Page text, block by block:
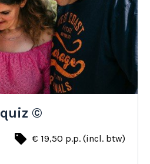
©
local_offer € 19,50 p.p. (incl. btw)